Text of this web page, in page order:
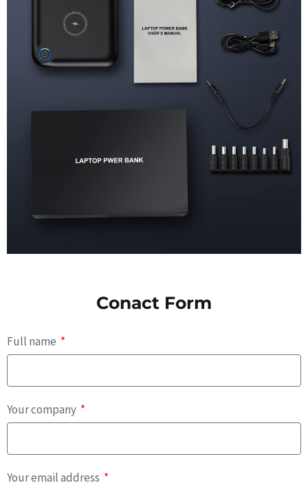
Conact Form
Full name
Your company
Your email address